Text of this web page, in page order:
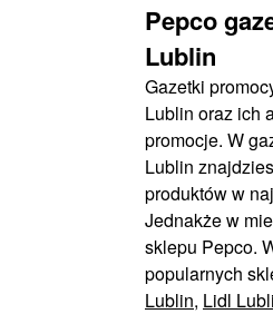
Pepco
Lublin
Gazetki
Lublin oraz ich
promocje. W
Lublin
produktów w
Jednakże w
sklepu Pepco.
popularnych
Lublin, Lidl